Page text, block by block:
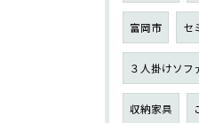
富岡市 セ
３人掛けソフ
収納家具